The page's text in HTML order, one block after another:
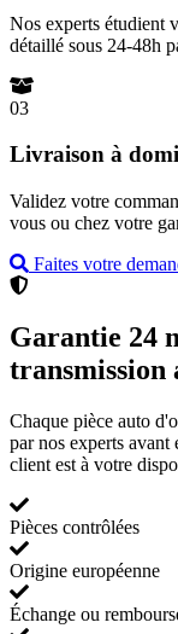
Nos experts étudient
détaillé sous 24-48h
03
Livraison à
Validez votre
vous ou chez votre
Faites votre
Garantie 24
transmission
Chaque pièce auto
par nos experts
client est à votre
Pièces contrôlées
Origine européenne
Échange ou